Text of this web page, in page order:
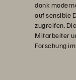
dank
auf sensible
zugreifen.
Mitarbeiter
Forschung